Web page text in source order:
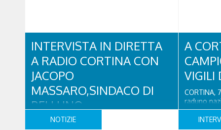
INTERVISTA IN DIRETTA
A RADIO CORTINA CON
JACOPO
MASSARO,SINDACO DI
BELLUNO
Intervista con Jacopo Massaro in riferimento
A
VIGILI
raduno
Italiani del
del 2013,
dei Vigili
NOTIZIE